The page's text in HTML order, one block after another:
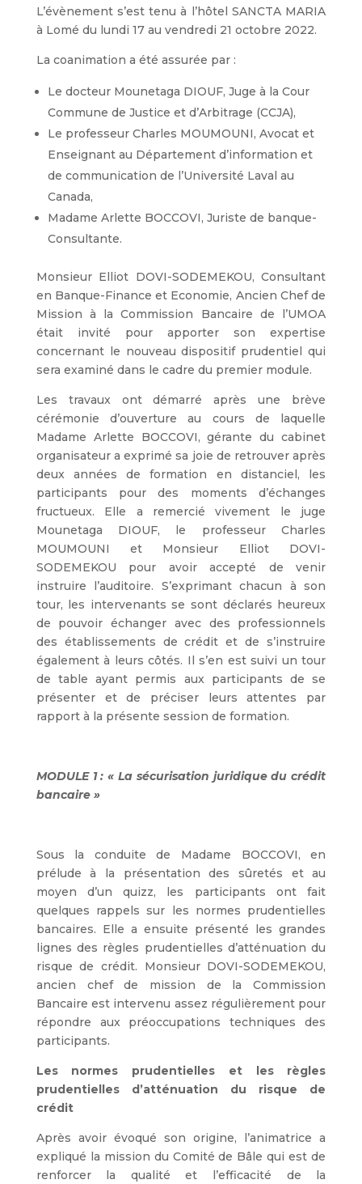
L’évènement s’est tenu à l’hôtel SANCTA MARIA
à Lomé du lundi 17 au vendredi 21 octobre 2022.
La coanimation a été assurée par :
Le docteur Mounetaga DIOUF, Juge à la Cour
Commune de Justice et d’Arbitrage (CCJA),
Le professeur Charles MOUMOUNI, Avocat et
Enseignant au Département d’information et
de communication de l’Université Laval au
Canada,
Madame Arlette BOCCOVI, Juriste de banque-
Consultante.
Monsieur Elliot DOVI-SODEMEKOU, Consultant
en Banque-Finance et Economie, Ancien Chef de
Mission à la Commission Bancaire de l’UMOA
était invité pour apporter son expertise
concernant le nouveau dispositif prudentiel qui
sera examiné dans le cadre du premier module.
Les travaux ont démarré après une brève
cérémonie d’ouverture au cours de laquelle
Madame Arlette BOCCOVI, gérante du cabinet
organisateur a exprimé sa joie de retrouver après
deux années de formation en distanciel, les
participants pour des moments d’échanges
fructueux. Elle a remercié vivement le juge
Mounetaga DIOUF, le professeur Charles
MOUMOUNI et Monsieur Elliot DOVI-
SODEMEKOU pour avoir accepté de venir
instruire l’auditoire. S’exprimant chacun à son
tour, les intervenants se sont déclarés heureux
de pouvoir échanger avec des professionnels
des établissements de crédit et de s’instruire
également à leurs côtés. Il s’en est suivi un tour
de table ayant permis aux participants de se
présenter et de préciser leurs attentes par
rapport à la présente session de formation.
MODULE 1 : « La sécurisation juridique du crédit
bancaire »
Sous la conduite de Madame BOCCOVI, en
prélude à la présentation des sûretés et au
moyen d’un quizz, les participants ont fait
quelques rappels sur les normes prudentielles
bancaires. Elle a ensuite présenté les grandes
lignes des règles prudentielles d’atténuation du
risque de crédit. Monsieur DOVI-SODEMEKOU,
ancien chef de mission de la Commission
Bancaire est intervenu assez régulièrement pour
répondre aux préoccupations techniques des
participants.
Les normes prudentielles et les règles
prudentielles d’atténuation du risque de
crédit
Après avoir évoqué son origine, l’animatrice a
expliqué la mission du Comité de Bâle qui est de
renforcer la qualité et l’efficacité de la